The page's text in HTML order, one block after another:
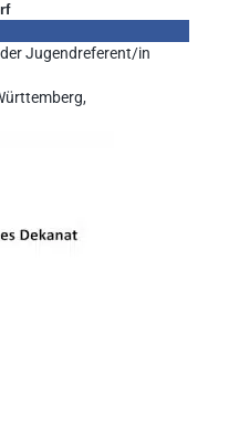
Jugendreferent/in